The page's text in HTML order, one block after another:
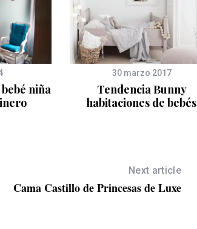
niña
30 marzo 2017
Tendencia Bunny
habitaciones de bebés
Next article
Cama Castillo de Princesas de Luxe